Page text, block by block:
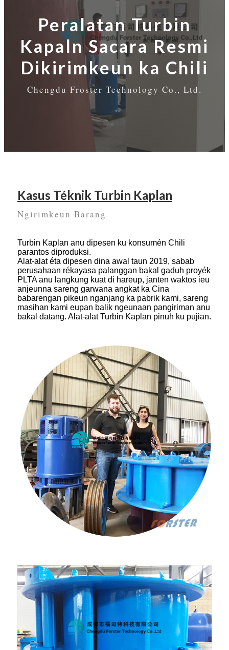
Peralatan Turbin
Kapaln Sacara Resmi
Dikirimkeun ka Chili
Chengdu Froster Technology Co., Ltd.
Kasus Téknik Turbin Kaplan
Ngirimkeun Barang
Turbin Kaplan anu dipesen ku konsumén Chili
parantos diproduksi.
Alat-alat éta dipesen dina awal taun 2019, sabab
perusahaan rékayasa palanggan bakal gaduh proyék
PLTA anu langkung kuat di hareup, janten waktos ieu
anjeunna sareng garwana angkat ka Cina
babarengan pikeun nganjang ka pabrik kami, sareng
masihan kami eupan balik ngeunaan pangiriman anu
bakal datang. Alat-alat Turbin Kaplan pinuh ku pujian.